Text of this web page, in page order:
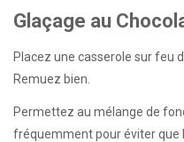
Glaçage au
Placez une casserole sur feu
Remuez bien.
Permettez au mélange de
fréquemment pour éviter que